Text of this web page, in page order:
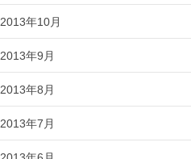
2013年10月
2013年9月
2013年8月
2013年7月